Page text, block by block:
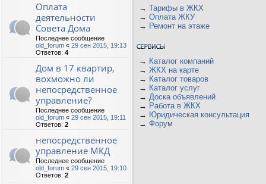
Оплата
деятельности
Совета Дома
Последнее сообщение
old_forum « 29 сен 2015, 19:13
Ответов: 4
Дом в 17 квартир,
вохможно ли
непосредственное
управление?
Последнее сообщение
old_forum « 29 сен 2015, 19:11
Ответов: 2
непосредственное
управление МКД
Последнее сообщение
old_forum « 29 сен 2015, 19:10
Ответов: 2
→ Тарифы в ЖКХ
→ Оплата ЖКУ
→ Ремонт на этаже
→ Каталог компаний
→ ЖКХ на карте
→ Каталог товаров
→ Каталог услуг
→ Доска объявлений
→ Работа в ЖКХ
→ Юридическая консультация
→ Форум